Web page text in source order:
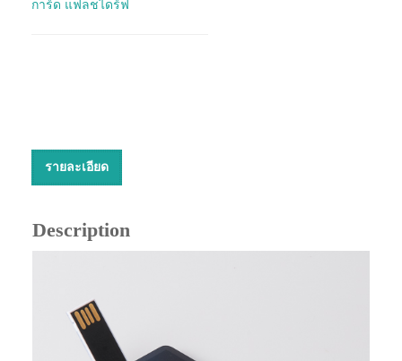
การ์ด แฟลชไดร์ฟ
รายละเอียด
Description